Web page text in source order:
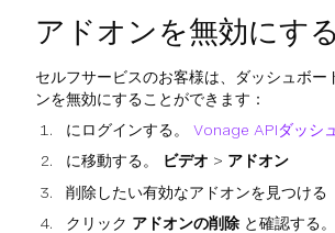
アドオンを無効にする
セルフサービスのお客様は、ダッシュボー
ンを無効にすることができます：
にログインする。 Vonage APIダッシ
に移動する。
ビデオ > アドオン
削除したい有効なアドオンを見つける
クリック アドオンの削除 と確認する。